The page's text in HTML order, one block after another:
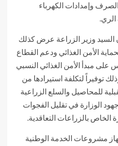
وإمدادات الكهرباء
الري.
وزير الزراعة عرض كذلك
الأمن الغذائي ودعم القطاع
على مبدأ الأمن الغذائي النسبي
توفيراً لتكلفة استيرادها من
للمحاصيل والسلع الزراعية
الوزارة في تقليل الفجوات
الخاص بالزراعات التعاقدية.
مشروعات الخدمة الوطنية